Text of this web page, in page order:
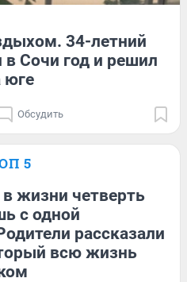
34-летний
в Сочи год и решил
юге
Обсудить
5
жизни четверть
с одной
рассказали
всю жизнь